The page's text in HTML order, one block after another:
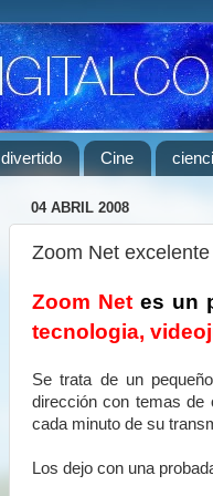
divertido Cine
04 ABRIL 2008
Zoom Net
Zoom Netes un
tecnologia,
Se trata de un
dirección con temas de
cada minuto de su
Los dejo con una